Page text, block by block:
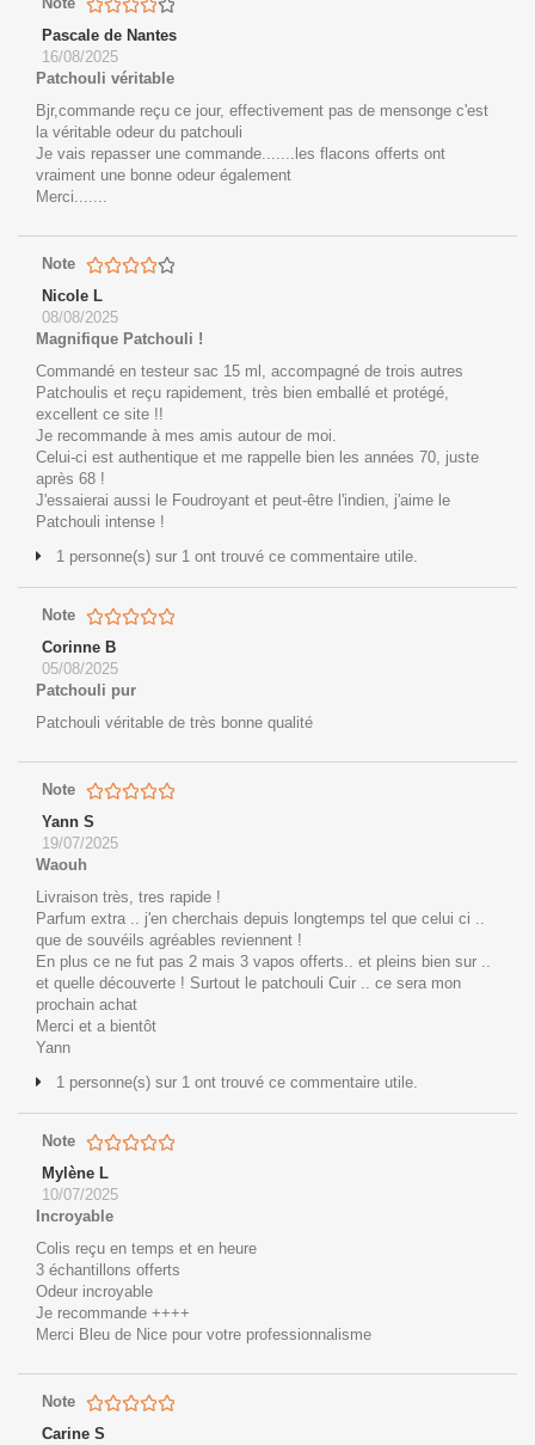
Pascale de Nantes
16/08/2025
Patchouli véritable
Bjr,commande reçu ce jour, effectivement pas de mensonge c'est
la véritable odeur du patchouli
Je vais repasser une commande.......les flacons offerts ont
vraiment une bonne odeur également
Merci.......
Note
Nicole L
08/08/2025
Magnifique Patchouli !
Commandé en testeur sac 15 ml, accompagné de trois autres
Patchoulis et reçu rapidement, très bien emballé et protégé,
excellent ce site !!
Je recommande à mes amis autour de moi.
Celui-ci est authentique et me rappelle bien les années 70, juste
après 68 !
J'essaierai aussi le Foudroyant et peut-être l'indien, j'aime le
Patchouli intense !
1 personne(s) sur 1 ont trouvé ce commentaire utile.
Note
Corinne B
05/08/2025
Patchouli pur
Patchouli véritable de très bonne qualité
Note
Yann S
19/07/2025
Waouh
Livraison très, tres rapide !
Parfum extra .. j'en cherchais depuis longtemps tel que celui ci ..
que de souvéils agréables reviennent !
En plus ce ne fut pas 2 mais 3 vapos offerts.. et pleins bien sur ..
et quelle découverte ! Surtout le patchouli Cuir .. ce sera mon
prochain achat
Merci et a bientôt
Yann
1 personne(s) sur 1 ont trouvé ce commentaire utile.
Note
Mylène L
10/07/2025
Incroyable
Colis reçu en temps et en heure
3 échantillons offerts
Odeur incroyable
Je recommande ++++
Merci Bleu de Nice pour votre professionnalisme
Note
Carine S